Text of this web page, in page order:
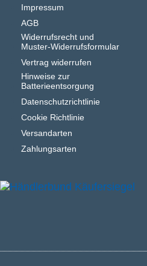
Impressum
AGB
Widerrufsrecht und
Muster-Widerrufsformular
Vertrag widerrufen
Hinweise zur
Batterieentsorgung
Datenschutzrichtlinie
Cookie Richtlinie
Versandarten
Zahlungsarten